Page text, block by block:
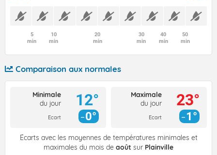
5
min
10
min
20
min
30
min
40
min
50
min
Comparaison aux normales
Minimale
du jour
Ecart
12°
0°
Maximale
du jour
Ecart
23°
1°
Écarts avec les moyennes de températures minimales et
maximales du mois de août sur Plainville